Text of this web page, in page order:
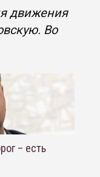
движения
Во
– есть